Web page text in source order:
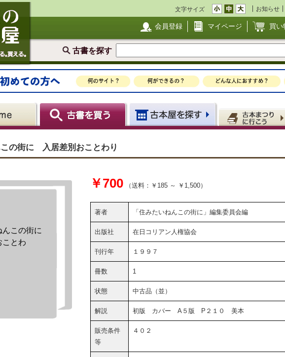
文字サイズ お知らせ
会員登録 マイページ 買い
古書を探す
この街に 入居差別おことわり
んこの街に
ことわ
￥700 （送料：￥185 ～ ￥1,500）
著者 「住みたいねんこの街に」編集委員会編
出版社 在日コリアン人権協会
刊行年 １９９７
冊数 1
状態 中古品（並）
解説 初版 カバー A５版 P２１０ 美本
販売条件
等
４０２